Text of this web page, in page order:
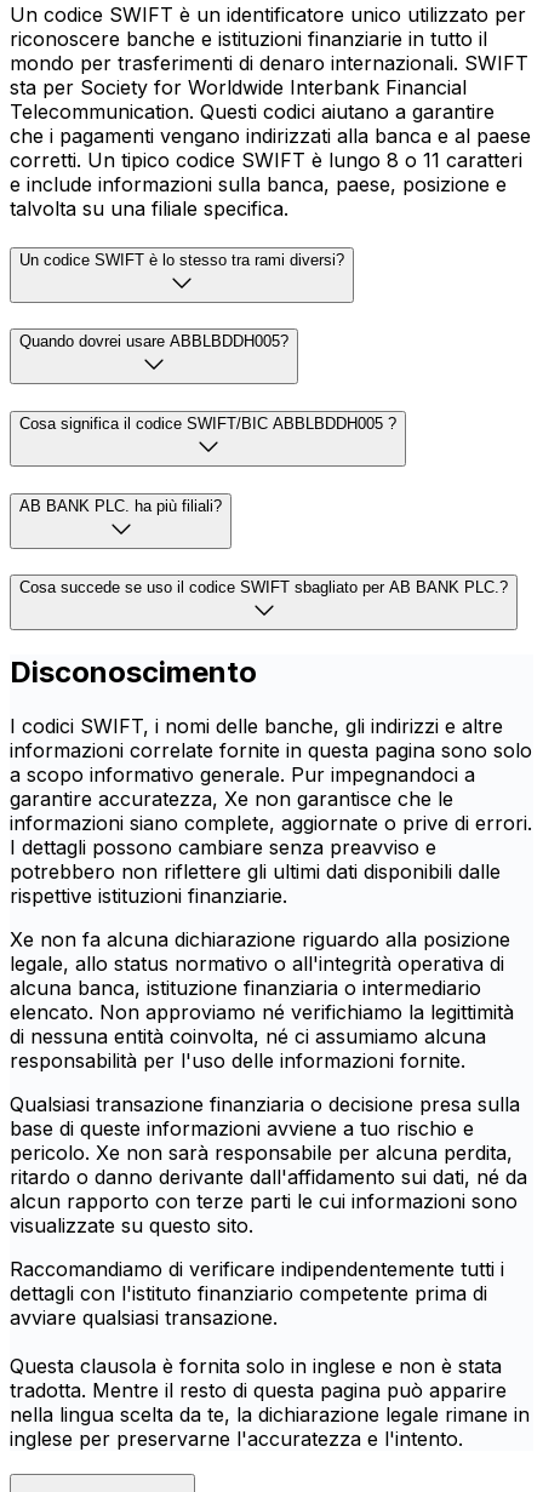
Un codice SWIFT è un identificatore unico utilizzato per
riconoscere banche e istituzioni finanziarie in tutto il
mondo per trasferimenti di denaro internazionali. SWIFT
sta per Society for Worldwide Interbank Financial
Telecommunication. Questi codici aiutano a garantire
che i pagamenti vengano indirizzati alla banca e al paese
corretti. Un tipico codice SWIFT è lungo 8 o 11 caratteri
e include informazioni sulla banca, paese, posizione e
talvolta su una filiale specifica.
Un codice SWIFT è lo stesso tra rami diversi?
Quando dovrei usare ABBLBDDH005?
Cosa significa il codice SWIFT/BIC ABBLBDDH005 ?
AB BANK PLC. ha più filiali?
Cosa succede se uso il codice SWIFT sbagliato per AB BANK PLC.?
Disconoscimento
I codici SWIFT, i nomi delle banche, gli indirizzi e altre
informazioni correlate fornite in questa pagina sono solo
a scopo informativo generale. Pur impegnandoci a
garantire accuratezza, Xe non garantisce che le
informazioni siano complete, aggiornate o prive di errori.
I dettagli possono cambiare senza preavviso e
potrebbero non riflettere gli ultimi dati disponibili dalle
rispettive istituzioni finanziarie.
Xe non fa alcuna dichiarazione riguardo alla posizione
legale, allo status normativo o all'integrità operativa di
alcuna banca, istituzione finanziaria o intermediario
elencato. Non approviamo né verifichiamo la legittimità
di nessuna entità coinvolta, né ci assumiamo alcuna
responsabilità per l'uso delle informazioni fornite.
Qualsiasi transazione finanziaria o decisione presa sulla
base di queste informazioni avviene a tuo rischio e
pericolo. Xe non sarà responsabile per alcuna perdita,
ritardo o danno derivante dall'affidamento sui dati, né da
alcun rapporto con terze parti le cui informazioni sono
visualizzate su questo sito.
Raccomandiamo di verificare indipendentemente tutti i
dettagli con l'istituto finanziario competente prima di
avviare qualsiasi transazione.
Questa clausola è fornita solo in inglese e non è stata
tradotta. Mentre il resto di questa pagina può apparire
nella lingua scelta da te, la dichiarazione legale rimane in
inglese per preservarne l'accuratezza e l'intento.